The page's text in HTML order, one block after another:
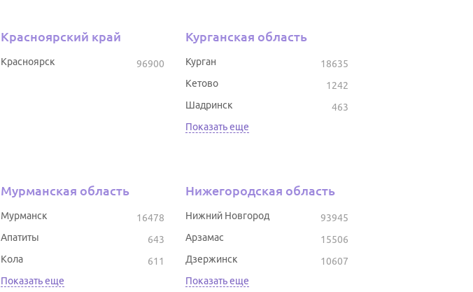
Красноярский край
96900
Красноярск
Курганская область
18635
Курган
1242
Кетово
463
Шадринск
Показать еще
Мурманская область
16478
Мурманск
643
Апатиты
611
Кола
Показать еще
Нижегородская область
93945
Нижний Новгород
15506
Арзамас
10607
Дзержинск
Показать еще